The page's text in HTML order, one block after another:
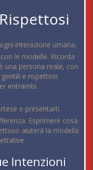
interazione umana,
le modelle. Ricorda
una persona reale, con
e rispettosi
entrambi.
e presentarti
Esprimere cosa
aiuterà la modella
Intenzioni